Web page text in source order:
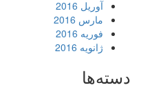
آوریل 2016
مارس 2016
فوریه 2016
ژانویه 2016
دسته‌ها